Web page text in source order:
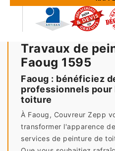
Travaux de
Faoug 1595
Faoug : bénéficiez
professionnels
toiture
À Faoug, Couvreur Zepp
transformer l'apparence
services de peinture de